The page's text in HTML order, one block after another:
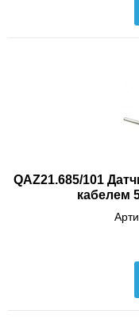
QAZ21.685/101
кабелем